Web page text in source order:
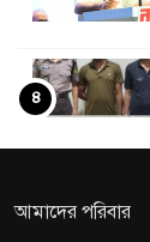
৪
৫
আমাদের পরিবার